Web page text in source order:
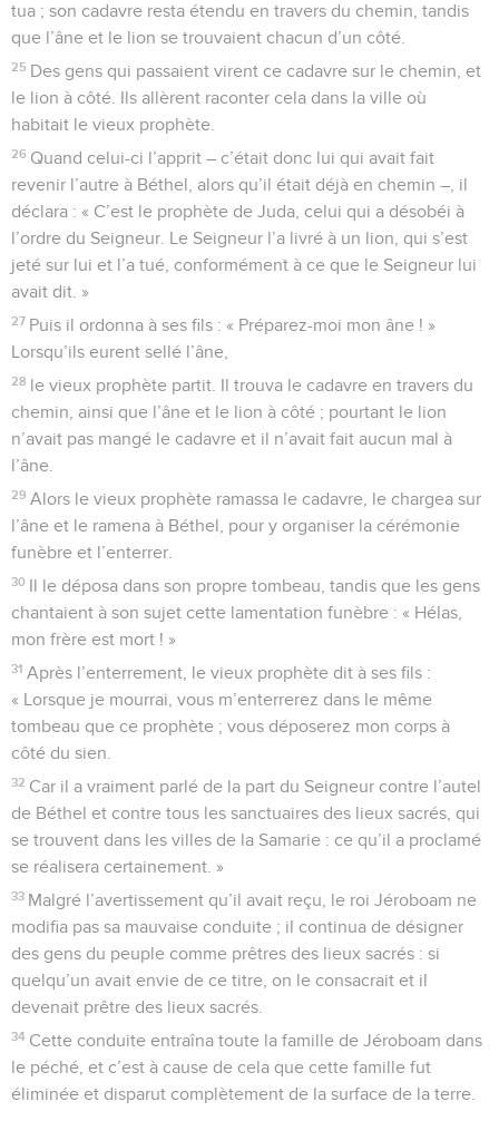
tua ; son cadavre resta étendu en travers du chemin, tandis
que l’âne et le lion se trouvaient chacun d’un côté.
25 Des gens qui passaient virent ce cadavre sur le chemin, et
le lion à côté. Ils allèrent raconter cela dans la ville où
habitait le vieux prophète.
26 Quand celui-ci l’apprit – c’était donc lui qui avait fait
revenir l’autre à Béthel, alors qu’il était déjà en chemin –, il
déclara : « C’est le prophète de Juda, celui qui a désobéi à
l’ordre du Seigneur. Le Seigneur l’a livré à un lion, qui s’est
jeté sur lui et l’a tué, conformément à ce que le Seigneur lui
avait dit. »
27 Puis il ordonna à ses fils : « Préparez-moi mon âne ! »
Lorsqu’ils eurent sellé l’âne,
28 le vieux prophète partit. Il trouva le cadavre en travers du
chemin, ainsi que l’âne et le lion à côté ; pourtant le lion
n’avait pas mangé le cadavre et il n’avait fait aucun mal à
l’âne.
29 Alors le vieux prophète ramassa le cadavre, le chargea sur
l’âne et le ramena à Béthel, pour y organiser la cérémonie
funèbre et l’enterrer.
30 Il le déposa dans son propre tombeau, tandis que les gens
chantaient à son sujet cette lamentation funèbre : « Hélas,
mon frère est mort ! »
31 Après l’enterrement, le vieux prophète dit à ses fils :
« Lorsque je mourrai, vous m’enterrerez dans le même
tombeau que ce prophète ; vous déposerez mon corps à
côté du sien.
32 Car il a vraiment parlé de la part du Seigneur contre l’autel
de Béthel et contre tous les sanctuaires des lieux sacrés, qui
se trouvent dans les villes de la Samarie : ce qu’il a proclamé
se réalisera certainement. »
33 Malgré l’avertissement qu’il avait reçu, le roi Jéroboam ne
modifia pas sa mauvaise conduite ; il continua de désigner
des gens du peuple comme prêtres des lieux sacrés : si
quelqu’un avait envie de ce titre, on le consacrait et il
devenait prêtre des lieux sacrés.
34 Cette conduite entraîna toute la famille de Jéroboam dans
le péché, et c’est à cause de cela que cette famille fut
éliminée et disparut complètement de la surface de la terre.